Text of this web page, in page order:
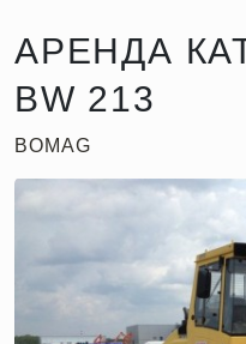
АРЕНДА
BW 213
BOMAG